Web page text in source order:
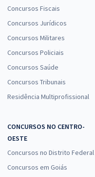
Concursos Fiscais
Concursos Jurídicos
Concursos Militares
Concursos Policiais
Concursos Saúde
Concursos Tribunais
Residência Multiprofissional
CONCURSOS NO CENTRO-
OESTE
Concursos no Distrito Federal
Concursos em Goiás